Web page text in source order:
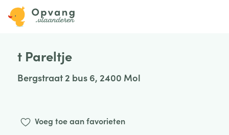
t Pareltje
Bergstraat 2 bus 6, 2400 Mol
Voeg toe aan favorieten